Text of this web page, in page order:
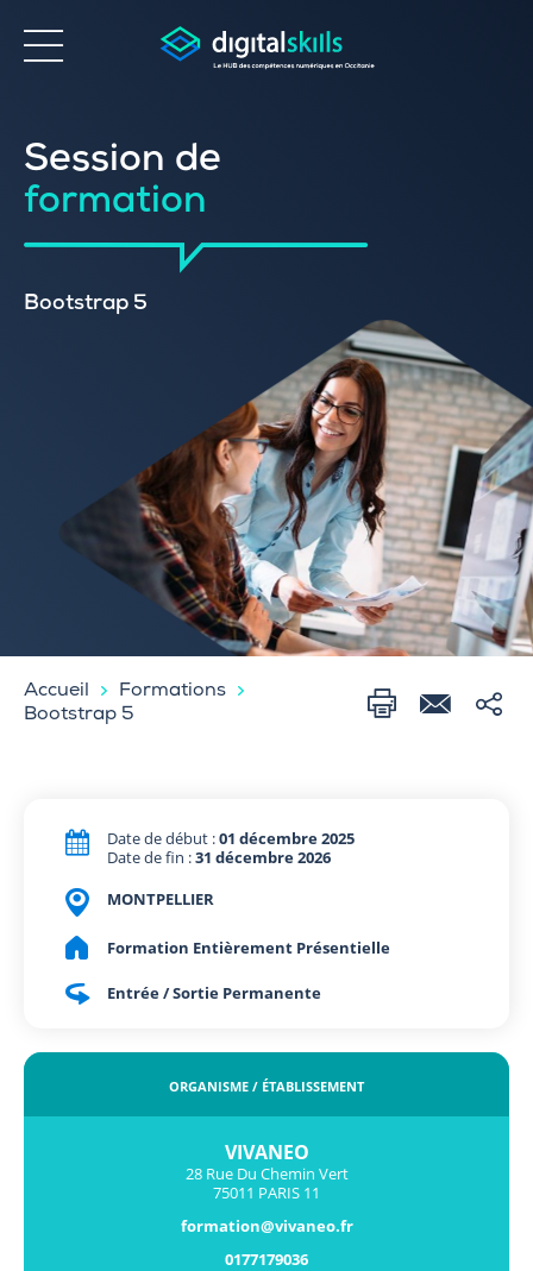
Accessibilité
Session de
formation
Bootstrap 5
Accueil
Formations
Bootstrap 5
Date de début :01 décembre 2025
Date de fin :31 décembre 2026
MONTPELLIER
Formation Entièrement Présentielle
Entrée / Sortie Permanente
ORGANISME / ÉTABLISSEMENT
VIVANEO
28 Rue Du Chemin Vert
75011 PARIS 11
formation@vivaneo.fr
0177179036